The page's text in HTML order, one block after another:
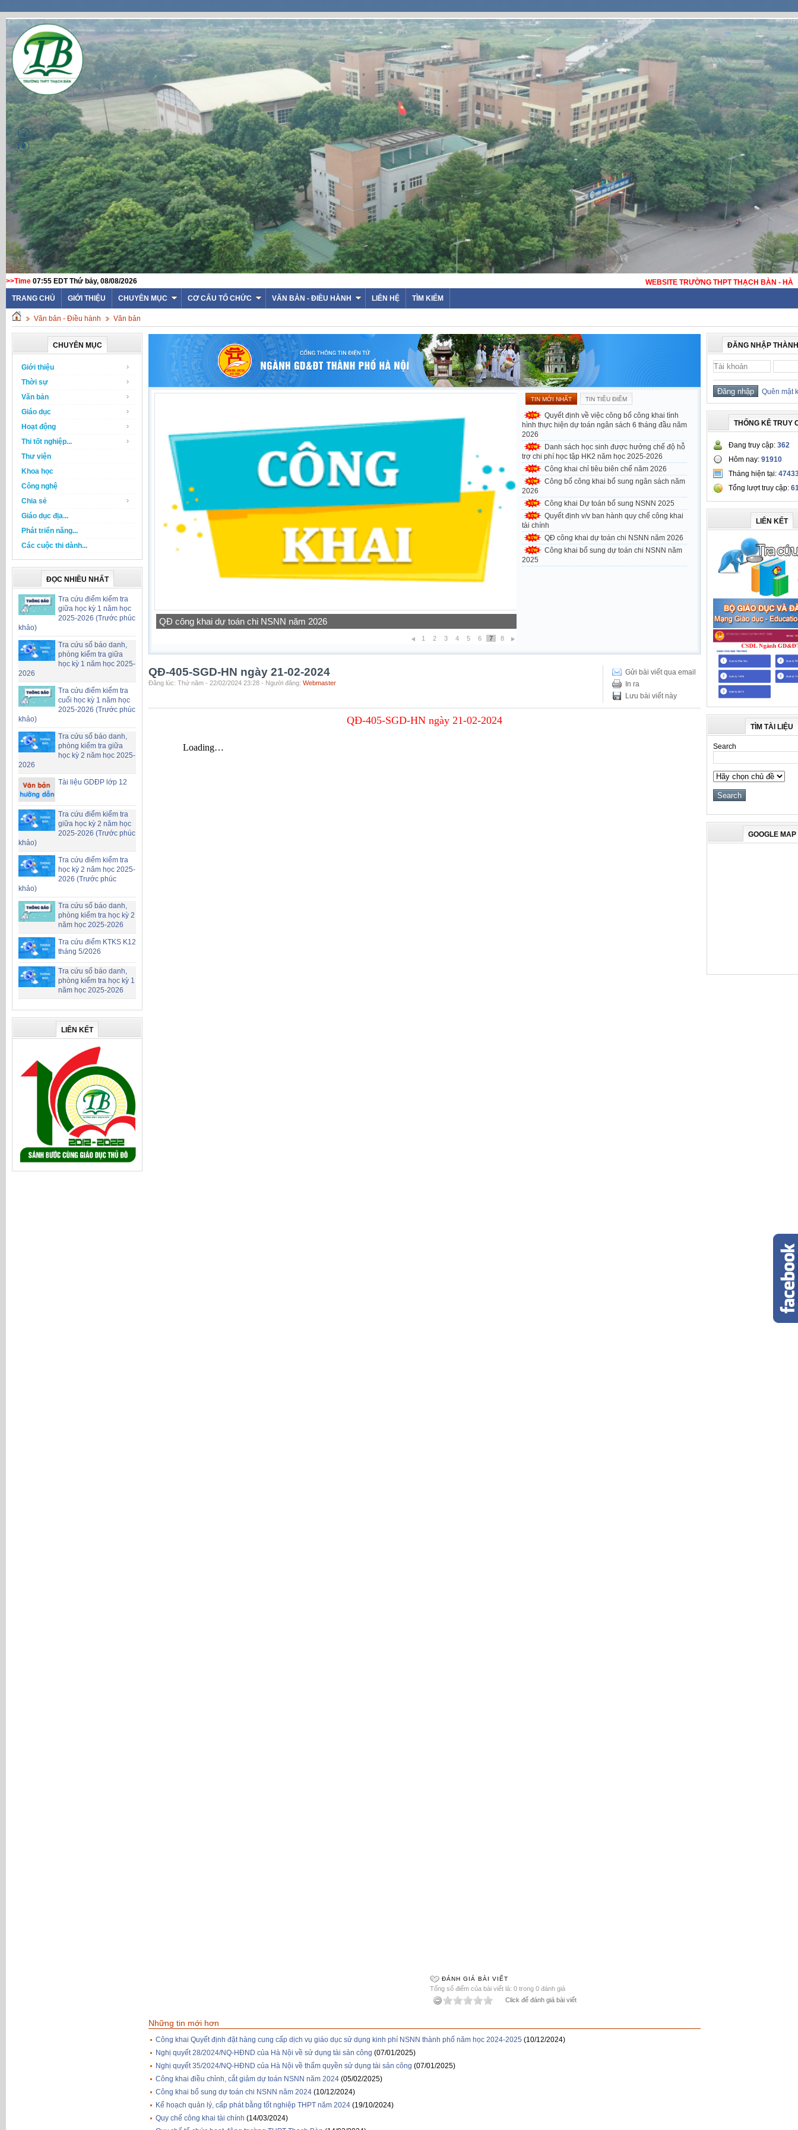
>>Time 07:55 EDT Thứ bảy, 08/08/2026
WEBSITE TRƯỜNG THPT THẠCH
TRANG CHỦ
GIỚI THIỆU CHUYÊN MỤC CƠ CẤU TỔ CHỨC VĂN BẢN - ĐIỀU HÀNH LIÊN HỆ TÌM KIẾM
Văn bản - Điều hành Văn bản
CHUYÊN MỤC
Giới thiệu
Thời sự
Văn bản
Giáo dục
Hoạt động
Thi tốt nghiệp...
Thư viện
Khoa học
Công nghệ
Chia sẻ
Giáo dục địa...
Phát triển năng...
Các cuộc thi dành...
ĐỌC NHIỀU NHẤT
Tra cứu điểm kiểm tra
giữa học kỳ 1 năm học
2025-2026 (Trước phúc
khảo)
Tra cứu số báo danh,
phòng kiểm tra giữa
học kỳ 1 năm học 2025-
2026
Tra cứu điểm kiểm tra
cuối học kỳ 1 năm học
2025-2026 (Trước phúc
khảo)
Tra cứu số báo danh,
phòng kiểm tra giữa
học kỳ 2 năm học 2025-
2026
Tài liệu GDĐP lớp 12
Tra cứu điểm kiểm tra
giữa học kỳ 2 năm học
2025-2026 (Trước phúc
khảo)
Tra cứu điểm kiểm tra
học kỳ 2 năm học 2025-
2026 (Trước phúc
khảo)
Tra cứu số báo danh,
phòng kiểm tra học kỳ 2
năm học 2025-2026
Tra cứu điểm KTKS K12
tháng 5/2026
Tra cứu số báo danh,
phòng kiểm tra học kỳ 1
năm học 2025-2026
LIÊN KẾT
QĐ công khai dự toán chi NSNN năm 2026
1 2 3 4 5 6 7 8
TIN MỚI NHẤT TIN TIÊU ĐIỂM
Quyết định về việc công bố công khai tình
hình thực hiện dự toán ngân sách 6 tháng đầu năm
2026
Danh sách học sinh được hưởng chế độ hỗ
trợ chi phí học tập HK2 năm học 2025-2026
Công khai chỉ tiêu biên chế năm 2026
Công bố công khai bổ sung ngân sách năm
2026
Công khai Dự toán bổ sung NSNN 2025
Quyết định v/v ban hành quy chế công khai
tài chính
QĐ công khai dự toán chi NSNN năm 2026
Công khai bổ sung dự toán chi NSNN năm
2025
Gửi bài viết qua email
In ra
Lưu bài viết này
QĐ-405-SGD-HN ngày 21-02-2024
Đăng lúc: Thứ năm - 22/02/2024 23:28 - Người đăng: Webmaster
QĐ-405-SGD-HN ngày 21-02-2024
ĐÁNH GIÁ BÀI VIẾT
Tổng số điểm của bài viết là: 0 trong 0 đánh giá
Click để đánh giá bài viết
Những tin mới hơn
Công khai Quyết định đặt hàng cung cấp dịch vụ giáo dục sử dụng kinh phí NSNN thành phố năm học 2024-2025 (10/12/2024)
Nghị quyết 28/2024/NQ-HĐND của Hà Nội về sử dụng tài sản công (07/01/2025)
Nghị quyết 35/2024/NQ-HĐND của Hà Nội về thẩm quyền sử dụng tài sản công (07/01/2025)
Công khai điều chỉnh, cắt giảm dự toán NSNN năm 2024 (05/02/2025)
Công khai bổ sung dự toán chi NSNN năm 2024 (10/12/2024)
Kế hoạch quản lý, cấp phát bằng tốt nghiệp THPT năm 2024 (19/10/2024)
Quy chế công khai tài chính (14/03/2024)
ĐĂNG NHẬP
Quên mật
THỐNG KÊ TRUY
Đang truy cập: 362
Hôm nay: 91910
Tháng hiện tại:
Tổng lượt truy cập:
LIÊN KẾT
TÌM TÀI LIỆU
Search
GOOGLE MAP